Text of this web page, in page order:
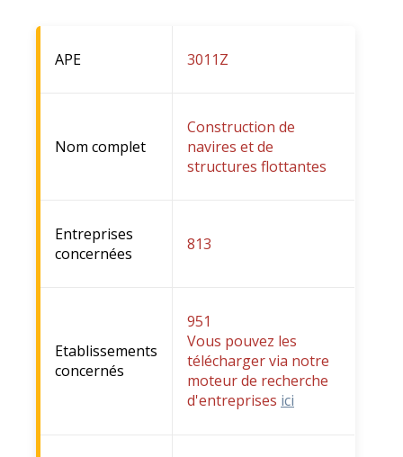
APE 3011Z
Nom complet
Construction de
navires et de
structures flottantes
Entreprises
concernées
813
Etablissements
concernés
951
Vous pouvez les
télécharger via notre
moteur de recherche
d'entreprises ici